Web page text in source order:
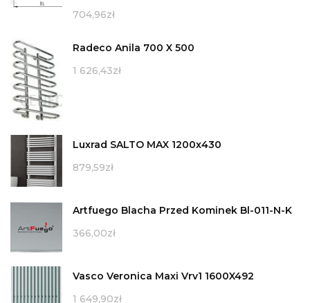
704,96zł
Radeco Anila 700 X 500
1 626,43zł
Luxrad SALTO MAX 1200x430
879,59zł
Artfuego Blacha Przed Kominek Bl-011-N-K
366,00zł
Vasco Veronica Maxi Vrv1 1600X492
1 649,90zł